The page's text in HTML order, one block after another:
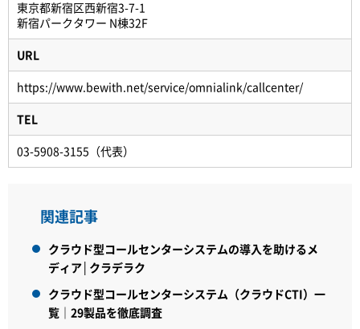
東京都新宿区西新宿3-7-1
新宿パークタワー N棟32F
URL
https://www.bewith.net/service/omnialink/callcenter/
TEL
03-5908-3155（代表）
関連記事
クラウド型コールセンターシステムの導入を助けるメ
ディア│クラデラク
クラウド型コールセンターシステム（クラウドCTI）一
覧｜29製品を徹底調査